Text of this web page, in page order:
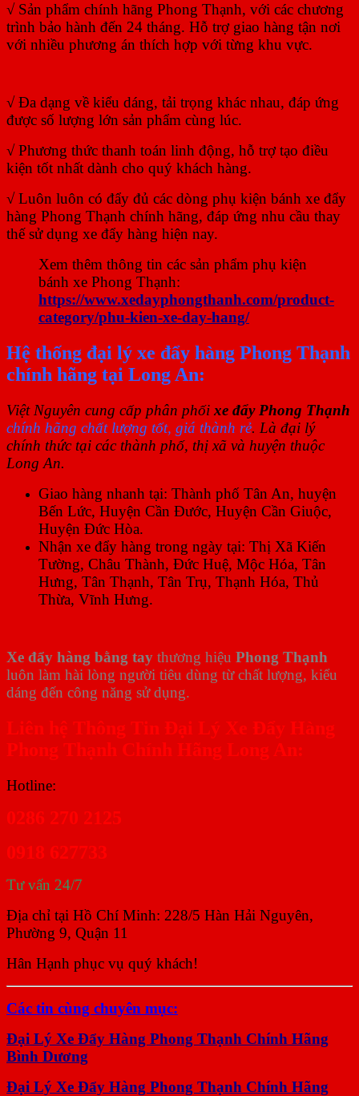
√ Sản phẩm chính hãng Phong Thạnh, với các chương
trình bảo hành đến 24 tháng. Hỗ trợ giao hàng tận nơi
với nhiều phương án thích hợp với từng khu vực.
√ Đa dạng về kiểu dáng, tải trọng khác nhau, đáp ứng
được số lượng lớn sản phẩm cùng lúc.
√ Phương thức thanh toán linh động, hỗ trợ tạo điều
kiện tốt nhất dành cho quý khách hàng.
√ Luôn luôn có đẩy đủ các dòng phụ kiện bánh xe đẩy
hàng Phong Thạnh chính hãng, đáp ứng nhu cầu thay
thế sử dụng xe đẩy hàng hiện nay.
Xem thêm thông tin các sản phẩm phụ kiện
bánh xe Phong Thạnh:
https://www.xedayphongthanh.com/product-
category/phu-kien-xe-day-hang/
Hệ thống đại lý xe đẩy hàng Phong Thạnh
chính hãng tại Long An:
Việt Nguyên cung cấp phân phốixe đẩy Phong Thạnh
chính hãng chất lượng tốt, giá thành rẻ. Là đại lý
chính thức tại các thành phố, thị xã và huyện thuộc
Long An.
Giao hàng nhanh tại: Thành phố Tân An, huyện
Bến Lức, Huyện Cần Đước, Huyện Cần Giuộc,
Huyện Đức Hòa.
Nhận xe đẩy hàng trong ngày tại: Thị Xã Kiến
Tường, Châu Thành, Đức Huệ, Mộc Hóa, Tân
Hưng, Tân Thạnh, Tân Trụ, Thạnh Hóa, Thủ
Thừa, Vĩnh Hưng.
Xe đẩy hàng bằng tay thương hiệu Phong Thạnh
luôn làm hài lòng người tiêu dùng từ chất lượng, kiểu
dáng đến công năng sử dụng.
Liên hệ Thông Tin Đại Lý Xe Đẩy Hàng
Phong Thạnh Chính Hãng Long An:
Hotline:
0286 270 2125
0918 627733
Tư vấn 24/7
Địa chỉ tại Hồ Chí Minh: 228/5 Hàn Hải Nguyên,
Phường 9, Quận 11
Hân Hạnh phục vụ quý khách!
Các tin cùng chuyên mục:
Đại Lý Xe Đẩy Hàng Phong Thạnh Chính Hãng
Bình Dương
Đại Lý Xe Đẩy Hàng Phong Thạnh Chính Hãng